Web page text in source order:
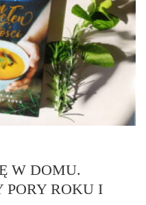
W DOMU.
PORY ROKU I